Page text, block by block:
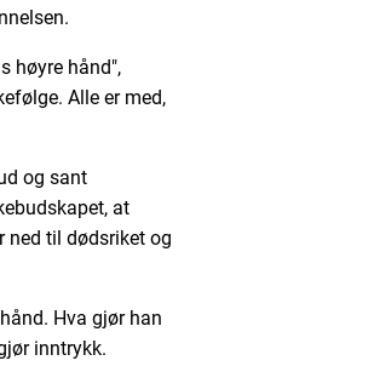
høyre hånd",
Alle er med,
og sant
at
ned til dødsriket og
Hva gjør han
inntrykk.